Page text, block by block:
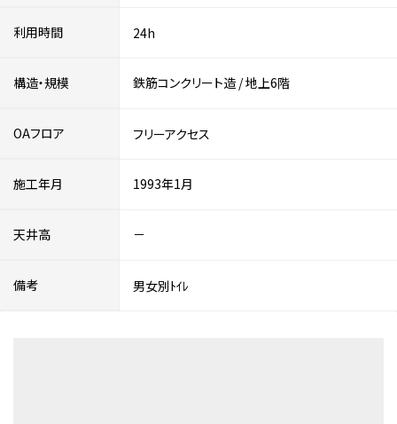
利用時間 24h
構造・規模 鉄筋コンクリート造 /地上6階
OAフロア フリーアクセス
施工年月 1993年1月
天井高 －
備考 男女別ﾄｲﾚ